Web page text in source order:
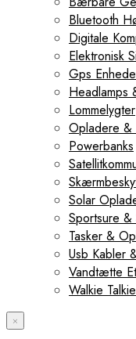
Bluetooth
Digitale
Elektronisk
Gps
Headlamps
Lommelygter
Opladere &
Powerbanks
Solar
Sportsure &
Tasker &
Usb Kabler
Vandtætte
Walkie
×